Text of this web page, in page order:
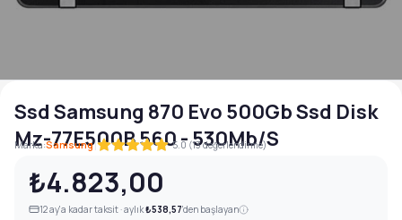
Ssd Samsung 870 Evo 500Gb Ssd Disk
Mz-77E500B 560 - 530Mb/S
Marka:Samsung| 5.0 (13 değerlendirme)
₺4.823,00
12ay'a kadar taksit · aylık₺538,57'den başlayan